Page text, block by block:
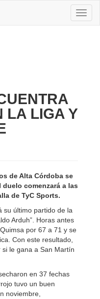
LA LIGA Y
de Alta Córdoba se
comenzará a las
de TyC Sports.
su último partido de la
Arduh”. Horas antes
por 67 a 71 y se
Con este resultado,
le gana a San Martín
en 37 fechas
tuvo un buen
noviembre,